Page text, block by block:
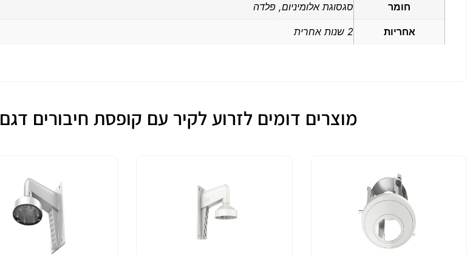
חומר סגסוגת אלומיניום, פלדה
אחריות 2 שנות אחרית
מוצרים דומים לזרוע לקיר עם קופסת חיבורים דגם DS-1604ZJ